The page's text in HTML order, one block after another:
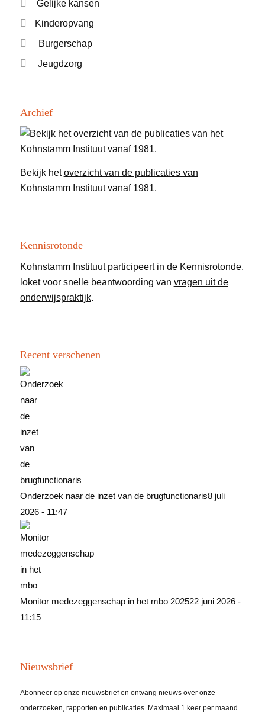
Gelijke kansen
Kinderopvang
Burgerschap
Jeugdzorg
Archief
Bekijk hetoverzicht van de publicaties van
Kohnstamm Instituutvanaf 1981.
Kennisrotonde
Kohnstamm Instituut participeert in de Kennisrotonde,
loket voor snelle beantwoording van vragen uit de
onderwijspraktijk.
Recent verschenen
Onderzoek naar de inzet van de brugfunctionaris8 juli
2026 - 11:47
Monitor medezeggenschap in het mbo 202522 juni 2026 -
11:15
Nieuwsbrief
Abonneer op onze nieuwsbrief en ontvang nieuws over onze
onderzoeken, rapporten en publicaties. Maximaal 1 keer per maand.